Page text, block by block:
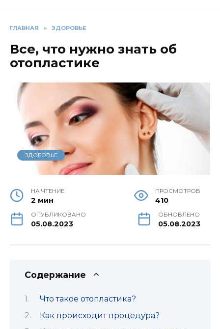
ГЛАВНАЯ » ЗДОРОВЬЕ
Все, что нужно знать об
отопластике
ЗДОРОВЬЕ
НА ЧТЕНИЕ
2 мин
ПРОСМОТРОВ
410
ОПУБЛИКОВАНО
05.08.2023
ОБНОВЛЕНО
05.08.2023
Содержание
Что такое отопластика?
Как происходит процедура?